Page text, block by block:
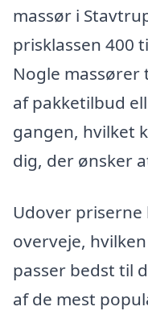
massør i
prisklassen 400
Nogle
af pakketilbud
gangen, hvilket
dig, der ønsker
Udover
overveje,
passer bedst til
af de mest